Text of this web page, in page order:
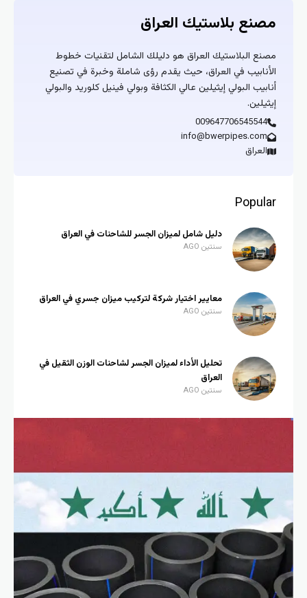
مصنع بلاستيك العراق
مصنع البلاستيك العراق هو دليلك الشامل لتقنيات خطوط
الأنابيب في العراق، حيث يقدم رؤى شاملة وخبرة في تصنيع
أنابيب البولي إيثيلين عالي الكثافة وبولي فينيل كلوريد والبولي
إيثيلين.
009647706545544
info@bwerpipes.com
العراق
Popular
دليل شامل لميزان الجسر للشاحنات في العراق
سنتين AGO
معايير اختيار شركة لتركيب ميزان جسري في العراق
سنتين AGO
تحليل الأداء لميزان الجسر لشاحنات الوزن الثقيل في
العراق
سنتين AGO